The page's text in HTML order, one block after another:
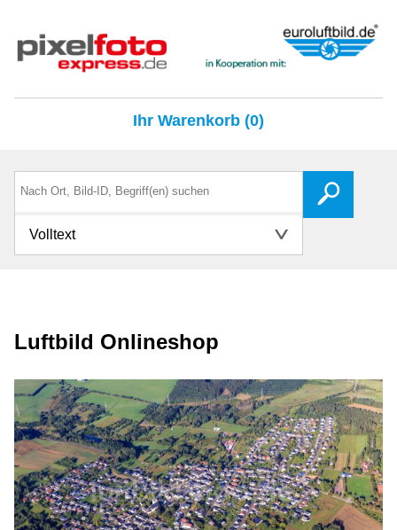
Ihr Warenkorb (0)
Volltext
Luftbild Onlineshop